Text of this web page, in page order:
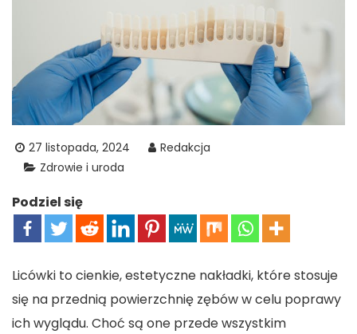
27 listopada, 2024
Redakcja
Zdrowie i uroda
Podziel się
Licówki to cienkie, estetyczne nakładki, które stosuje
się na przednią powierzchnię zębów w celu poprawy
ich wyglądu. Choć są one przede wszystkim